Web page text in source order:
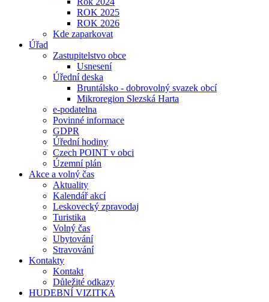
ROK 2025
ROK 2026
Kde zaparkovat
Úřad
Zastupitelstvo obce
Usnesení
Úřední deska
Bruntálsko - dobrovolný svazek obcí
Mikroregion Slezská Harta
e-podatelna
Povinné informace
GDPR
Úřední hodiny
Czech POINT v obci
Územní plán
Akce a volný čas
Aktuality
Kalendář akcí
Leskovecký zpravodaj
Turistika
Volný čas
Ubytování
Stravování
Kontakty
Kontakt
Důležité odkazy
HUDEBNÍ VIZITKA